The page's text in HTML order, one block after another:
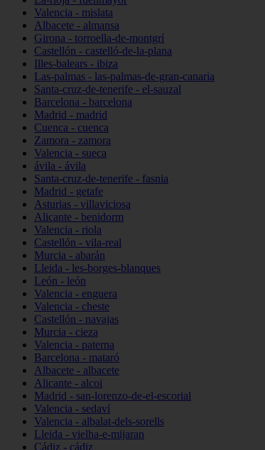
Valencia - mislata
Albacete - almansa
Girona - torroella-de-montgrí
Castellón - castelló-de-la-plana
Illes-balears - ibiza
Las-palmas - las-palmas-de-gran-canaria
Santa-cruz-de-tenerife - el-sauzal
Barcelona - barcelona
Madrid - madrid
Cuenca - cuenca
Zamora - zamora
Valencia - sueca
ávila - ávila
Santa-cruz-de-tenerife - fasnia
Madrid - getafe
Asturias - villaviciosa
Alicante - benidorm
Valencia - riola
Castellón - vila-real
Murcia - abarán
Lleida - les-borges-blanques
León - león
Valencia - enguera
Valencia - cheste
Castellón - navajas
Murcia - cieza
Valencia - paterna
Barcelona - mataró
Albacete - albacete
Alicante - alcoi
Madrid - san-lorenzo-de-el-escorial
Valencia - sedaví
Valencia - albalat-dels-sorells
Lleida - vielha-e-mijaran
Cádiz - cádiz